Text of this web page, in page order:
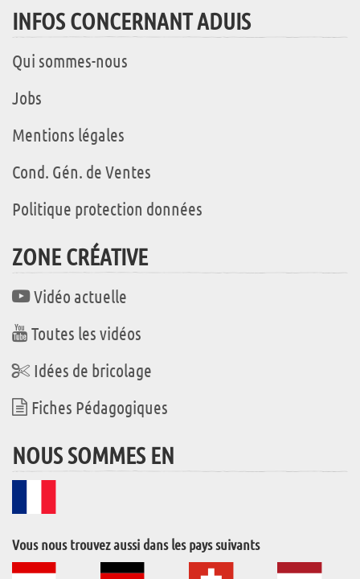
INFOS CONCERNANT ADUIS
Qui sommes-nous
Jobs
Mentions légales
Cond. Gén. de Ventes
Politique protection données
ZONE CRÉATIVE
Vidéo actuelle
Toutes les vidéos
Idées de bricolage
Fiches Pédagogiques
NOUS SOMMES EN
Vous nous trouvez aussi dans les pays suivants